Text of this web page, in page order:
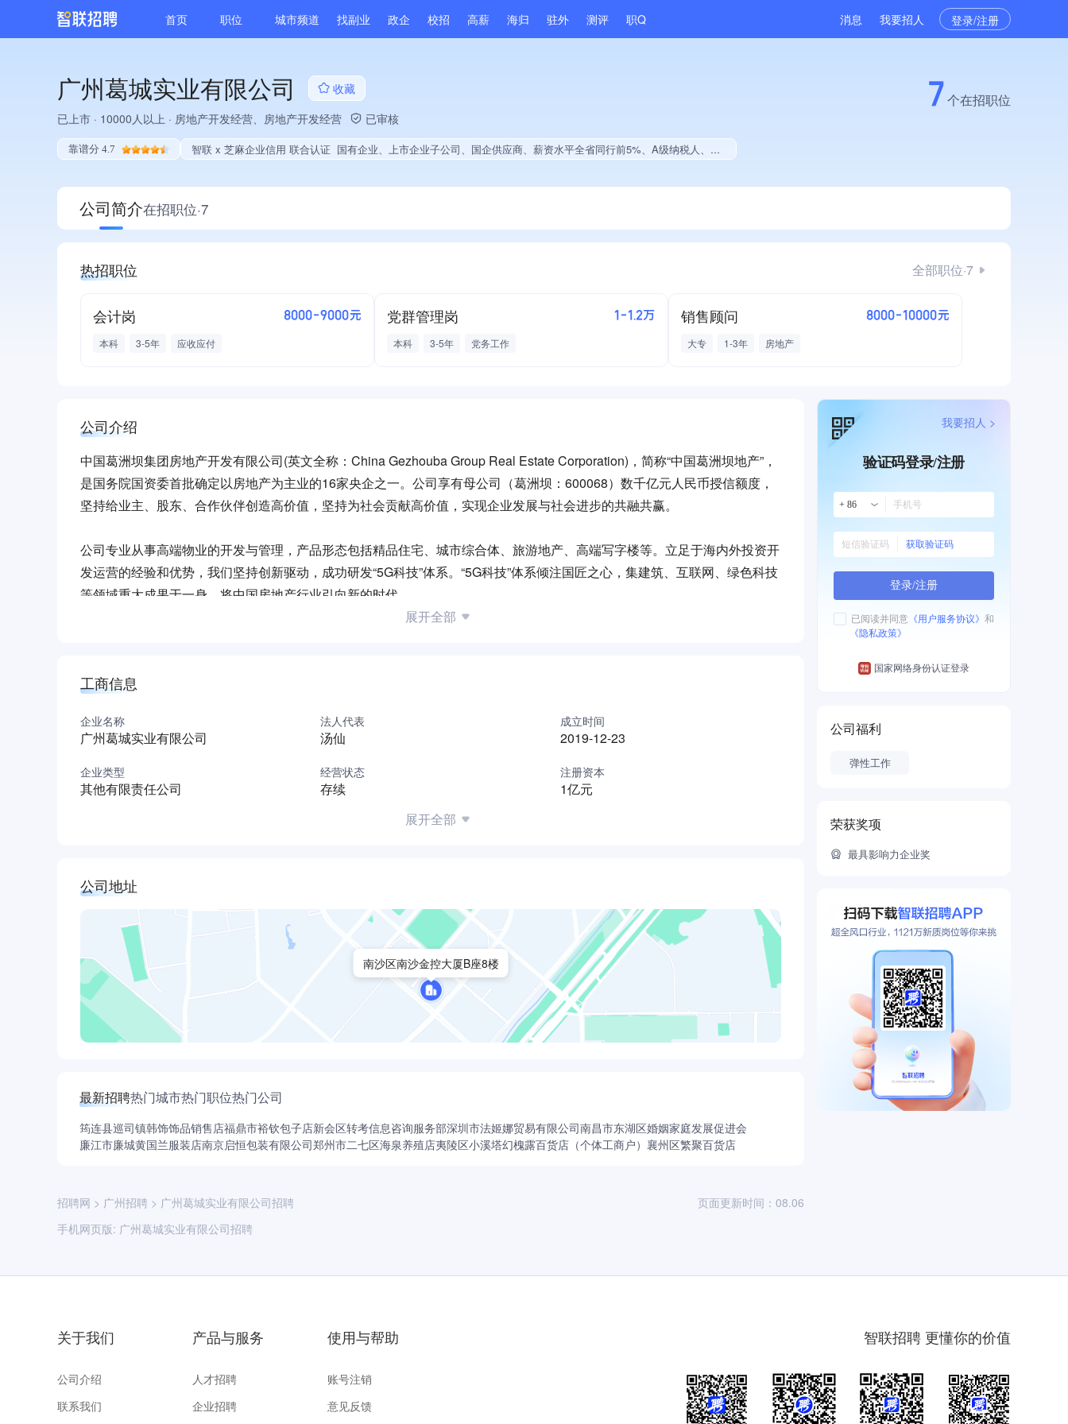
首页 职位 城市频道 找副业 政企 校招 高薪 海归 驻外 测评 职Q 消息 我要招人 登录/注册
广州葛城实业有限公司
收藏
已上市 · 10000人以上 · 房地产开发经营、房地产开发经营 已审核
靠谱分 4.7 智联 x 芝麻企业信用 联合认证 国有企业、上市企业子公司、国企供应商、薪资水平全省同行前5%、A级纳税人、知名品牌供应商、集团成员、大学生就业贡献
7个在招职位
公司简介在招职位·7
热招职位 全部职位·7
会计岗 8000-9000元
本科 3-5年 应收应付
党群管理岗 1-1.2万
本科 3-5年 党务工作
销售顾问 8000-10000元
大专 1-3年 房地产
公司介绍
中国葛洲坝集团房地产开发有限公司(英文全称：China Gezhouba Group Real Estate Corporation)，简称“中国葛洲坝地产”，
是国务院国资委首批确定以房地产为主业的16家央企之一。公司享有母公司（葛洲坝：600068）数千亿元人民币授信额度，
坚持给业主、股东、合作伙伴创造高价值，坚持为社会贡献高价值，实现企业发展与社会进步的共融共赢。
公司专业从事高端物业的开发与管理，产品形态包括精品住宅、城市综合体、旅游地产、高端写字楼等。立足于海内外投资开
发运营的经验和优势，我们坚持创新驱动，成功研发“5G科技”体系。“5G科技”体系倾注国匠之心，集建筑、互联网、绿色科技
等领域重大成果于一身，将中国房地产行业引向新的时代。
誉；开发项目荣获“国家优质工程奖”、“全国人居经典综合大奖”、“最期待中国文化旅游商业新地标大奖”等荣誉。
展望未来，我们将继续秉持“诚信立企、匠心筑家”的企业精神，坚持用高质量的发展承托起人民对美好生活的向往。
广州葛城为葛洲坝地产广州公司，目前主要开发葛洲坝南沙项目。
项目包括国际金融论坛永久会址国际金融论坛永久会址和住宅项目。
国际金融论坛永久会址包含国际会议中心、国际会议服务酒店、政要公馆和服务公寓。会址将立足打造世界级专业会议中心，
拟举办联合国等国际大型组织及其附属机构会议、国际有影响力大型会议，承接粤港澳大湾区、广东省与广州市承办的重要国
际性会议，打造高水平的国际政务、商务会议中心。会址规划总占地面积203534㎡，规划总建筑面积244547.08㎡，其中地上
计容面积约184430.35㎡，容积率0.91，绿地率25%。
住宅项目周边多为居住用地和教育用地，未来发展空间大。基地东侧为凤凰二桥高架，南侧有规划地铁站，享受地铁盘溢价，
交通极佳。本片区用地规划以商务金融用地为主，配有一定居住组团配套，居住地块为稀缺资源，居住氛围较好，拥有良好的
景观资源，发展前景优越，定位为湾区CBD国际精品社区。项目设计理念为“公园里”的国际文化社区，规划上对标国际街区，
展开全部
工商信息
企业名称
广州葛城实业有限公司
法人代表
汤仙
成立时间
2019-12-23
企业类型
其他有限责任公司
经营状态
存续
注册资本
1亿元
展开全部
公司地址
南沙区南沙金控大厦B座8楼
最新招聘热门城市热门职位热门公司
筠连县巡司镇韩饰饰品销售店福鼎市裕钦包子店新会区转考信息咨询服务部深圳市法姬娜贸易有限公司南昌市东湖区婚姻家庭发展促进会
廉江市廉城黄国兰服装店南京启恒包装有限公司郑州市二七区海泉养殖店夷陵区小溪塔幻槐露百货店（个体工商户） 襄州区繁聚百货店
招聘网 > 广州招聘 > 广州葛城实业有限公司招聘
手机网页版: 广州葛城实业有限公司招聘
页面更新时间：08.06
验证码登录/注册
+ 86
获取验证码
登录/注册
已阅读并同意 《用户服务协议》 和
《隐私政策》
国家网络身份认证登录
我要招人 >
公司福利
弹性工作
荣获奖项
最具影响力企业奖
关于我们
公司介绍
联系我们
产品与服务
人才招聘
企业招聘
使用与帮助
账号注销
意见反馈
智联招聘 更懂你的价值